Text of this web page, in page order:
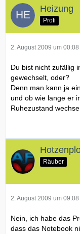
Heizung
Profi
2. August 2009 um 00:08
Du bist nicht zufällig
gewechselt, oder?
Denn man kann ja
und ob wie lange er
Ruhezustand
Räuber
2. August 2009 um 09:08
Nein, ich habe das
dass das Notebook